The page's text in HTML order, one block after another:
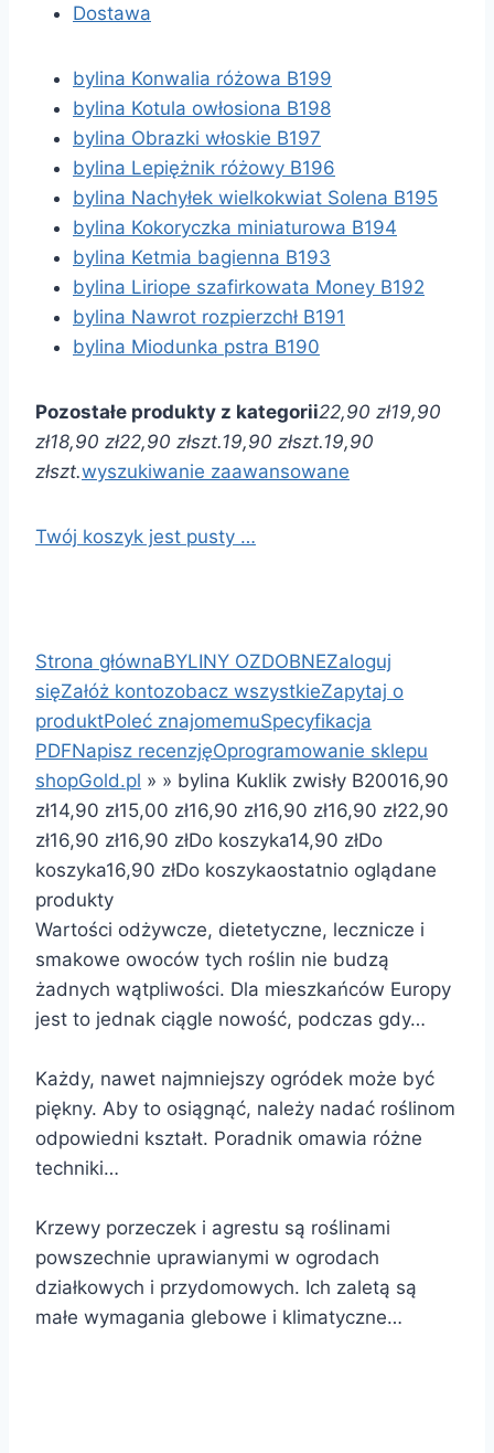
Dostawa
bylina Konwalia różowa B199
bylina Kotula owłosiona B198
bylina Obrazki włoskie B197
bylina Lepiężnik różowy B196
bylina Nachyłek wielkokwiat Solena B195
bylina Kokoryczka miniaturowa B194
bylina Ketmia bagienna B193
bylina Liriope szafirkowata Money B192
bylina Nawrot rozpierzchł B191
bylina Miodunka pstra B190
Pozostałe produkty z kategorii22,90 zł19,90
zł18,90 zł22,90 złszt.19,90 złszt.19,90
złszt.wyszukiwanie zaawansowane
Twój koszyk jest pusty …
Strona głównaBYLINY OZDOBNEZaloguj
sięZałóż kontozobacz wszystkieZapytaj o
produktPoleć znajomemuSpecyfikacja
PDFNapisz recenzjęOprogramowanie sklepu
shopGold.pl » » bylina Kuklik zwisły B20016,90
zł14,90 zł15,00 zł16,90 zł16,90 zł16,90 zł22,90
zł16,90 zł16,90 złDo koszyka14,90 złDo
koszyka16,90 złDo koszykaostatnio oglądane
produkty
Wartości odżywcze, dietetyczne, lecznicze i
smakowe owoców tych roślin nie budzą
żadnych wątpliwości. Dla mieszkańców Europy
jest to jednak ciągle nowość, podczas gdy…
Każdy, nawet najmniejszy ogródek może być
piękny. Aby to osiągnąć, należy nadać roślinom
odpowiedni kształt. Poradnik omawia różne
techniki…
Krzewy porzeczek i agrestu są roślinami
powszechnie uprawianymi w ogrodach
działkowych i przydomowych. Ich zaletą są
małe wymagania glebowe i klimatyczne…